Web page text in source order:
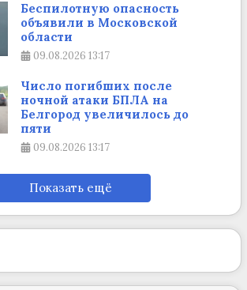
Беспилотную опасность
объявили в Московской
области
09.08.2026 13:17
Число погибших после
ночной атаки БПЛА на
Белгород увеличилось до
пяти
09.08.2026 13:17
Показать ещё